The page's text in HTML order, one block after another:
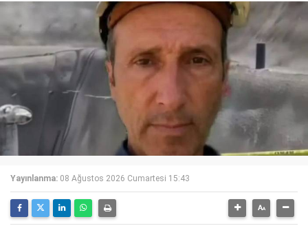
Yayınlanma: 08 Ağustos 2026 Cumartesi 15:43